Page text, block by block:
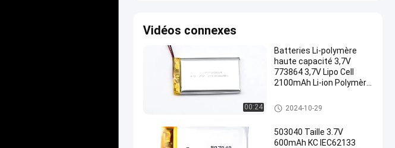
Vidéos connexes
00:24
Batteries Li-polymère
haute capacité 3,7V
773864 3,7V Lipo Cell
2100mAh Li-ion Polymère
appareil mobile
Paquet de batterie de polymère
de lithium
2024-10-29
503040 Taille 3.7V
600mAh KC IEC62133